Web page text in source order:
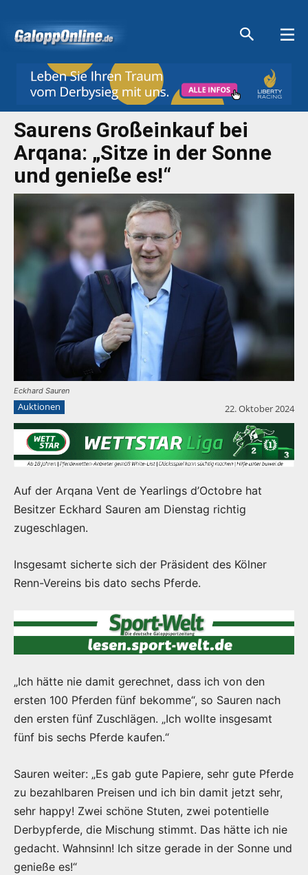
Saurens Großeinkauf bei
Arqana: „Sitze in der Sonne
und genieße es!“
Eckhard Sauren
Auktionen 22. Oktober 2024
Auf der Arqana Vent de Yearlings d’Octobre hat
Besitzer Eckhard Sauren am Dienstag richtig
zugeschlagen.
Insgesamt sicherte sich der Präsident des Kölner
Renn-Vereins bis dato sechs Pferde.
„Ich hätte nie damit gerechnet, dass ich von den
ersten 100 Pferden fünf bekomme“, so Sauren nach
den ersten fünf Zuschlägen. „Ich wollte insgesamt
fünf bis sechs Pferde kaufen.“
Sauren weiter: „Es gab gute Papiere, sehr gute Pferde
zu bezahlbaren Preisen und ich bin damit jetzt sehr,
sehr happy! Zwei schöne Stuten, zwei potentielle
Derbypferde, die Mischung stimmt. Das hätte ich nie
gedacht. Wahnsinn! Ich sitze gerade in der Sonne und
genieße es!“